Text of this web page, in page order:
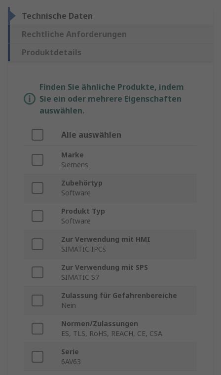
Technische Daten
Rechtliche Anforderungen
Produktdetails
Finden Sie ähnliche Produkte, indem
Sie ein oder mehrere Eigenschaften
auswählen.
Alle auswählen
Marke
Siemens
Zubehörtyp
Software
Produkt Typ
Software
Zur Verwendung mit HMI
SIMATIC IPCs
Zur Verwendung mit SPS
SIMATIC S7
Zulassung für Gefahrenbereiche
Nein
Normen/Zulassungen
ES, TLS, RoHS, REACH, CE, CSA
Serie
6AV63